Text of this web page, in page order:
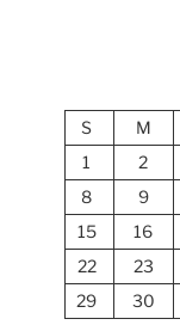
S
M
1
2
8
9
15
16
22
23
29
30